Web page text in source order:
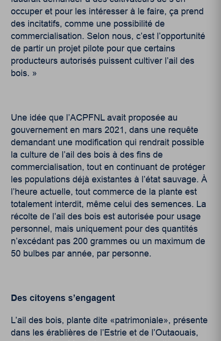
occuper et pour les intéresser à le faire, ça prend
des incitatifs, comme une possibilité de
commercialisation. Selon nous, c’est l’opportunité
de partir un projet pilote pour que certains
producteurs autorisés puissent cultiver l’ail des
bois. »
Une idée que l’ACPFNL avait proposée au
gouvernement en mars 2021, dans une requête
demandant une modification qui rendrait possible
la culture de l’ail des bois à des fins de
commercialisation, tout en continuant de protéger
les populations déjà existantes à l’état sauvage. À
l’heure actuelle, tout commerce de la plante est
totalement interdit, même celui des semences. La
récolte de l’ail des bois est autorisée pour usage
personnel, mais uniquement pour des quantités
n’excédant pas 200 grammes ou un maximum de
50 bulbes par année, par personne.
Des citoyens s’engagent
L’ail des bois, plante dite «patrimoniale», présente
dans les érablières de l’Estrie et de l’Outaouais,